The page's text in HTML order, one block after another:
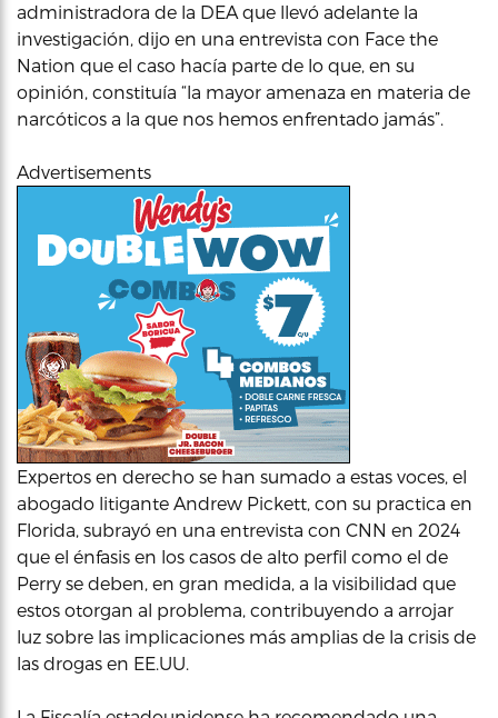
administradora de la DEA que llevó adelante la
investigación, dijo en una entrevista con Face the
Nation que el caso hacía parte de lo que, en su
opinión, constituía “la mayor amenaza en materia de
narcóticos a la que nos hemos enfrentado jamás”.
Advertisements
Expertos en derecho se han sumado a estas voces, el
abogado litigante Andrew Pickett, con su practica en
Florida, subrayó en una entrevista con CNN en 2024
que el énfasis en los casos de alto perfil como el de
Perry se deben, en gran medida, a la visibilidad que
estos otorgan al problema, contribuyendo a arrojar
luz sobre las implicaciones más amplias de la crisis de
las drogas en EE.UU.